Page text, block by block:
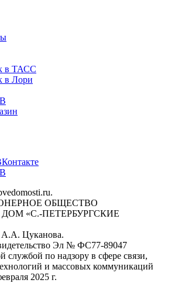
в ТАСС
в Лори
ОБЩЕСТВО
«С.-ПЕТЕРБУРГСКИЕ
А.А. Цуканова.
Эл № ФС77-89047
службой по надзору в сфере связи,
и массовых коммуникаций
2025 г.